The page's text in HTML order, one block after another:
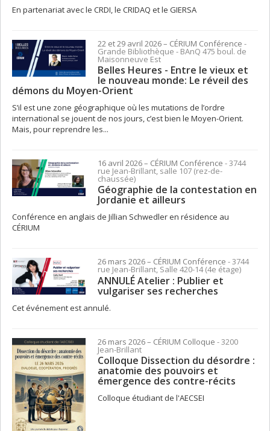
En partenariat avec le CRDI, le CRIDAQ et le GIERSA
22 et 29 avril 2026– CÉRIUM Conférence-
Grande Bibliothèque - BAnQ 475 boul. de
Maisonneuve Est
Belles Heures - Entre le vieux et
le nouveau monde: Le réveil des
démons du Moyen-Orient
S’il est une zone géographique où les mutations de l’ordre
international se jouent de nos jours, c’est bien le Moyen-Orient.
Mais, pour reprendre les...
16 avril 2026– CÉRIUM Conférence- 3744
rue Jean-Brillant, salle 107 (rez-de-
chaussée)
Géographie de la contestation en
Jordanie et ailleurs
Conférence en anglais de Jillian Schwedler en résidence au
CÉRIUM
26 mars 2026– CÉRIUM Conférence- 3744
rue Jean-Brillant, Salle 420-14 (4e étage)
ANNULÉ Atelier : Publier et
vulgariser ses recherches
Cet événement est annulé.
26 mars 2026– CÉRIUM Colloque- 3200
Jean-Brillant
Colloque Dissection du désordre :
anatomie des pouvoirs et
émergence des contre-récits
Colloque étudiant de l'AECSEI